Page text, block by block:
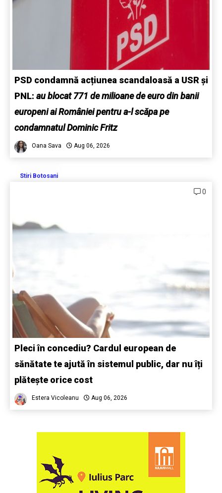
PSD condamnă acțiunea scandaloasă a USR și
PNL: au blocat 771 de milioane de euro din banii
europeni ai României pentru a-l scăpa pe
condamnatul Dominic Fritz
Oana Sava Aug 06, 2026
Stiri Botosani
0
Pleci în concediu? Cardul european de
sănătate te ajută în sistemul public, dar nu îți
plătește orice cost
Estera Vicoleanu Aug 06, 2026